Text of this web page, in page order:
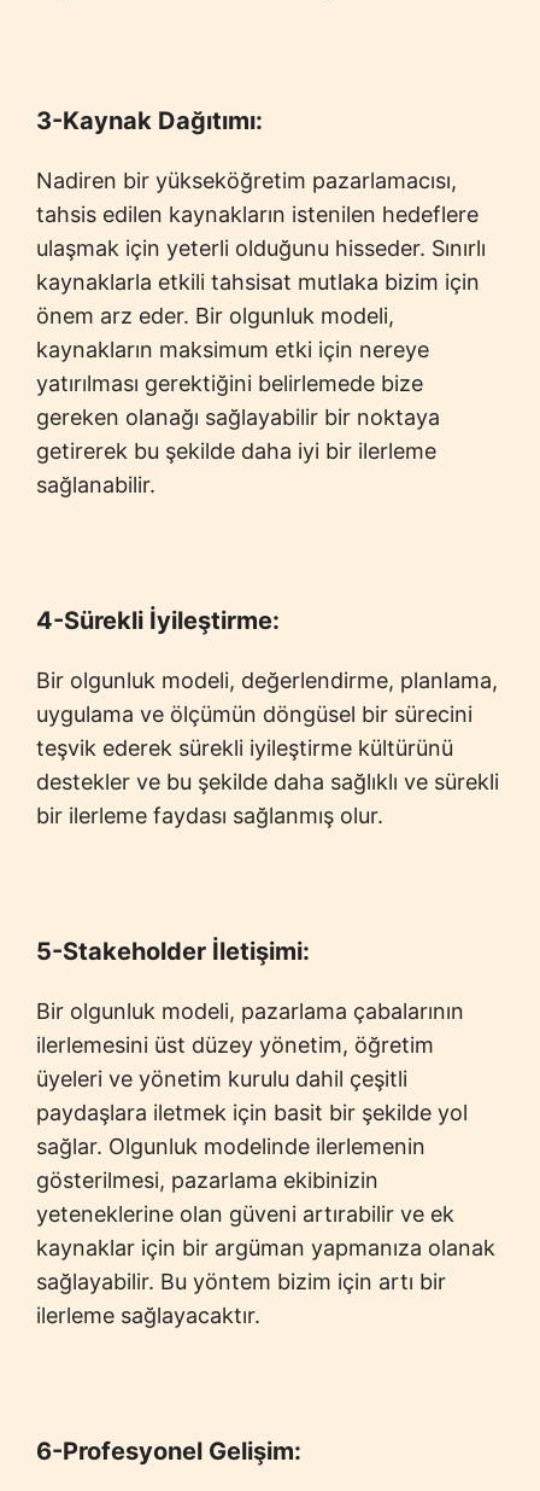
3-Kaynak Dağıtımı:
Nadiren bir yükseköğretim pazarlamacısı,
tahsis edilen kaynakların istenilen hedeflere
ulaşmak için yeterli olduğunu hisseder. Sınırlı
kaynaklarla etkili tahsisat mutlaka bizim için
önem arz eder. Bir olgunluk modeli,
kaynakların maksimum etki için nereye
yatırılması gerektiğini belirlemede bize
gereken olanağı sağlayabilir bir noktaya
getirerek bu şekilde daha iyi bir ilerleme
sağlanabilir.
4-Sürekli İyileştirme:
Bir olgunluk modeli, değerlendirme, planlama,
uygulama ve ölçümün döngüsel bir sürecini
teşvik ederek sürekli iyileştirme kültürünü
destekler ve bu şekilde daha sağlıklı ve sürekli
bir ilerleme faydası sağlanmış olur.
5-Stakeholder İletişimi:
Bir olgunluk modeli, pazarlama çabalarının
ilerlemesini üst düzey yönetim, öğretim
üyeleri ve yönetim kurulu dahil çeşitli
paydaşlara iletmek için basit bir şekilde yol
sağlar. Olgunluk modelinde ilerlemenin
gösterilmesi, pazarlama ekibinizin
yeteneklerine olan güveni artırabilir ve ek
kaynaklar için bir argüman yapmanıza olanak
sağlayabilir. Bu yöntem bizim için artı bir
ilerleme sağlayacaktır.
6-Profesyonel Gelişim: